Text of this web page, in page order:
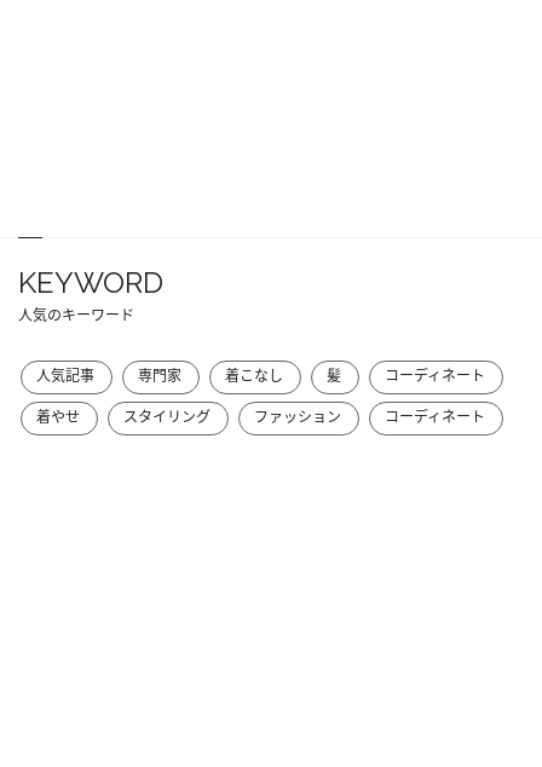
KEYWORD
人気のキーワード
人気記事 専門家 着こなし 髪
コーディネート
着やせ
スタイリング ファッション コーディネート